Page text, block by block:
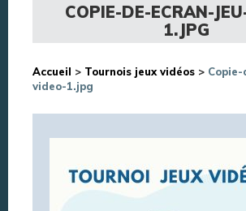
COPIE-DE-ECRAN-
1.JPG
Accueil > Tournois jeux vidéos >
video-1.jpg